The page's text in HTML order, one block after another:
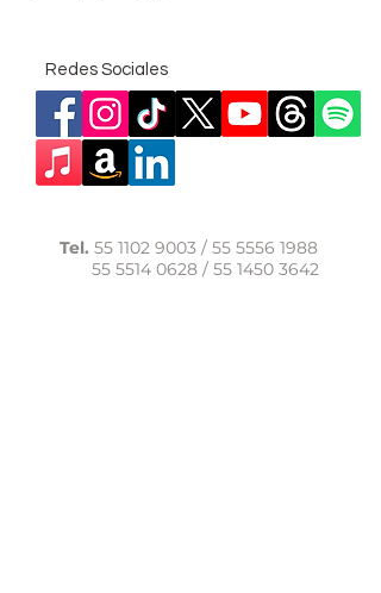
Redes Sociales
Tel. 55 1102 9003 / 55 5556 1988
55 5514 0628/ 55 1450 3642